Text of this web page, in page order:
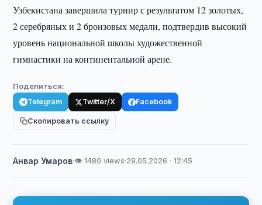
Узбекистана завершила турнир с результатом 12 золотых,
2 серебряных и 2 бронзовых медали, подтвердив высокий
уровень национальной школы художественной
гимнастики на континентальной арене.
Поделиться:
Telegram Twitter/X Facebook
Скопировать ссылку
Анвар Умаров·👁 1480 views·29.05.2026 · 12:45